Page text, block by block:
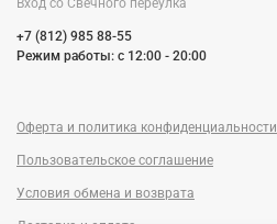
+7 (812) 985 88-55
Режим работы: c 12:00 - 20:00
Оферта и политика конфиденциальности
Пользовательское соглашение
Условия обмена и возврата